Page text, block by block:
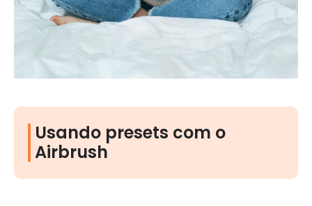
Usando presets com o
Airbrush